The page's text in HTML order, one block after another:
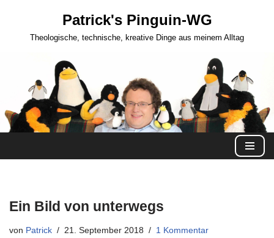
Patrick's Pinguin-WG
Theologische, technische, kreative Dinge aus meinem Alltag
Ein Bild von unterwegs
von Patrick 21. September 2018 1 Kommentar